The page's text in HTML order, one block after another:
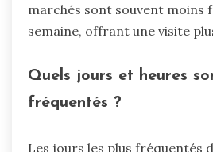
marchés sont souvent moins
semaine, offrant une visite
Quels jours et heures
fréquentés ?
Les jours les plus fréquentés